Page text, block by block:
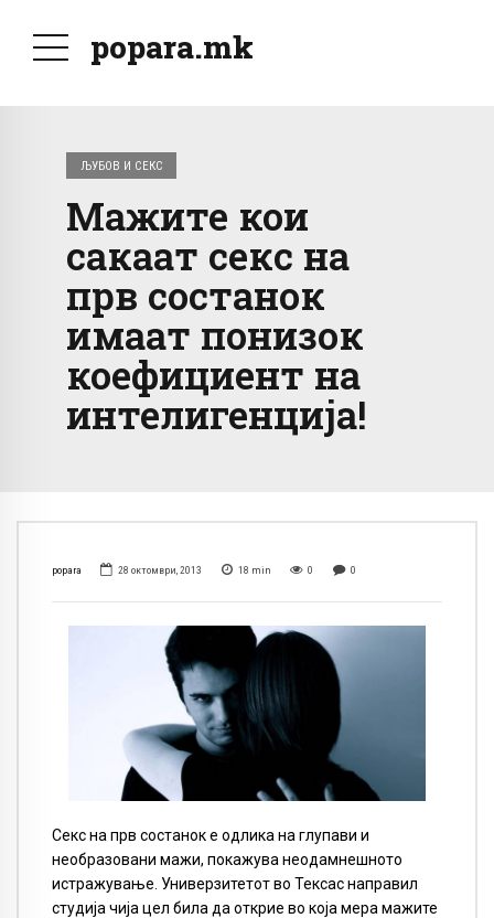
popara.mk
ЉУБОВ И СЕКС
Мажите кои
сакаат секс на
прв состанок
имаат понизок
коефициент на
интелигенција!
popara 28 октомври, 2013 18 min 0 0
Секс на прв состанок е одлика на глупави и
необразовани мажи, покажува неодамнешното
истражување. Универзитетот во Тексас направил
студија чија цел била да открие во која мера мажите